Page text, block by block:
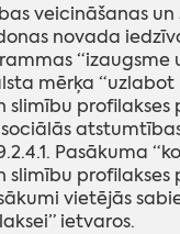
veicināšanas
novada
“izaugsme
mērķa
slimību
Pasākuma
slimību profilakses
vietējās
ietvaros.